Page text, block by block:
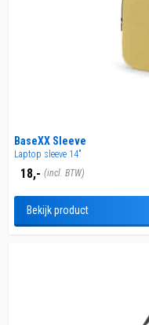
BaseXX Sleeve
Laptop sleeve 14"
18,- (incl. BTW)
Bekijk product